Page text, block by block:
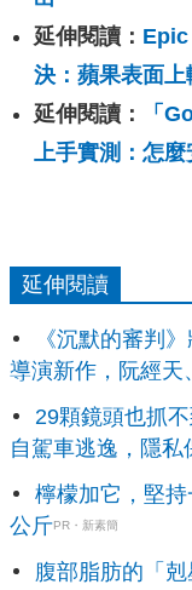
延伸閱讀： Epic
決：蘋果表面
延伸閱讀：
「
上手實測：怎
延伸閱讀
《沉默的審判
導演新作，阮經天
29顆鏡頭也抓
自駕車逃逸，隱
檸檬加它，堅
公斤PR・新素簡
腹部脂肪的「